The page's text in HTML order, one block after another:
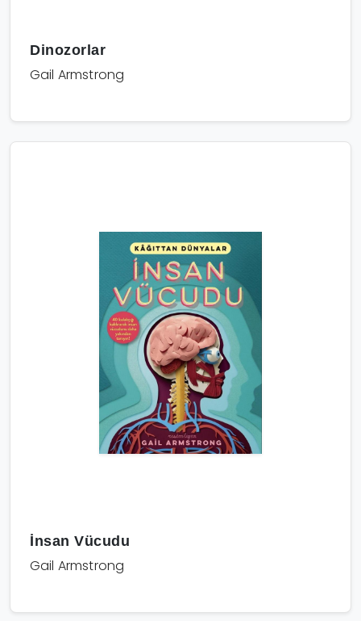
Dinozorlar
Gail Armstrong
İnsan Vücudu
Gail Armstrong